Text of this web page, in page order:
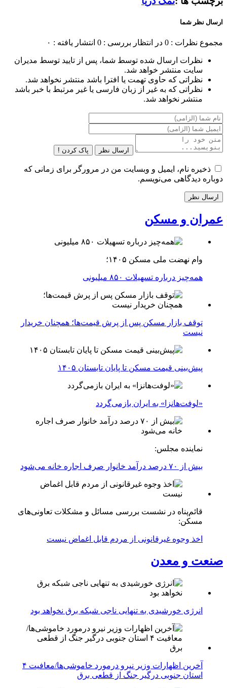
ارسال نظر شما
مجموع نظرات : 0 در انتظار بررسی : 0 انتشار یافته : ۰
نظرات ارسال شده توسط شما، پس از تایید توسط مدیران
سایت منتشر خواهد شد.
نظراتی که حاوی تهمت یا افترا باشد منتشر نخواهد شد.
نظراتی که به غیر از زبان فارسی یا غیر مرتبط با خبر باشد
منتشر نخواهد شد.
ارسال نظر پاک کردن !
ذخیره نام، ایمیل و وبسایت من در مرورگر برای زمانی که
دوباره دیدگاهی می‌نویسم.
عمران و مسکن
وام نهضت ملی مسکن ۱۴۰۵؛
همه‌چیز درباره تسهیلات ۸۵۰ میلیونی
توقف بازار مسکن پس از پرش قیمت‌ها؛ همچنان خریدار
نیست
پیش‌بینی قیمت مسکن تا پایان تابستان ۱۴۰۵
«لوفت‌هانزا» به ایران بازمی‌گردد
نماینده مجلس:
بیش از ۷۰ درصد درآمد خانوار صرف اجاره خانه می‌شود
قائم‌پناه در نشست بررسی مسائل و مشکلات تعاونی‌های
مسکن:
اخذ وجوه غیرقانونی از مردم قابل اغماض نیست
صنعت و معدن
انرژی خورشیدی به تنهایی ناجی شبکه برق نخواهد بود
آخرین اظهارات وزیر نیرو درمورد خاموشی‌ها/معافیت ۴
استان جنوبی درگیر جنگ از قطعی برق